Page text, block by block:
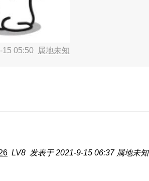
15 05:50 属地未知
LV8 发表于 2021-9-15 06:37 属地未知